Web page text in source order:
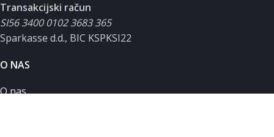
Transakcijski račun
SI56 3400 0102 3683 365
Sparkasse d.d., BIC KSPKSI22
O NAS
O nas